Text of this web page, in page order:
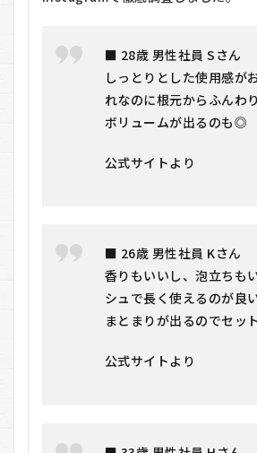
■ 28歳 男性社員 Sさん
しっとりとした使用感が
れなのに根元からふんわ
ボリュームが出るのも◎
公式サイトより
■ 26歳 男性社員 Kさん
香りもいいし、泡立ちも
シュで長く使えるのが良
まとまりが出るのでセッ
公式サイトより